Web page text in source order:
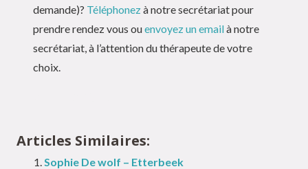
demande)? Téléphonezà notre secrétariat pour
prendre rendez vous ouenvoyez un emailà notre
secrétariat, à l’attention du thérapeute de votre
choix.
Articles Similaires:
Sophie De wolf – Etterbeek